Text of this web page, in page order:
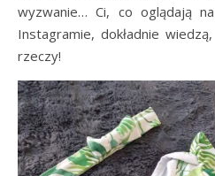
wyzwanie… Ci, co oglądają
Instagramie, dokładnie
rzeczy!